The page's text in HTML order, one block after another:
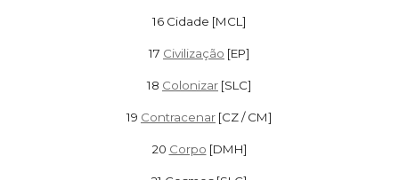
16 Cidade [MCL]
17 Civilização [EP]
18 Colonizar [SLC]
19 Contracenar [CZ / CM]
20 Corpo [DMH]